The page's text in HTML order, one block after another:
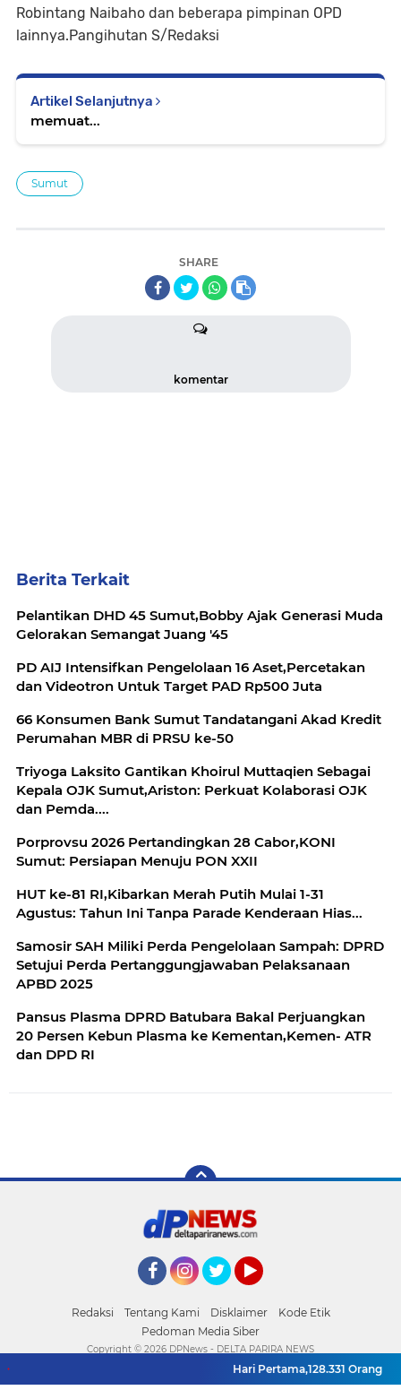
Robintang Naibaho dan beberapa pimpinan OPD
lainnya.Pangihutan S/Redaksi
Artikel Selanjutnya
memuat...
Sumut
SHARE
komentar
Berita Terkait
Pelantikan DHD 45 Sumut,Bobby Ajak Generasi Muda
Gelorakan Semangat Juang '45
PD AIJ Intensifkan Pengelolaan 16 Aset,Percetakan
dan Videotron Untuk Target PAD Rp500 Juta
66 Konsumen Bank Sumut Tandatangani Akad Kredit
Perumahan MBR di PRSU ke-50
Triyoga Laksito Gantikan Khoirul Muttaqien Sebagai
Kepala OJK Sumut,Ariston: Perkuat Kolaborasi OJK
dan Pemda....
Porprovsu 2026 Pertandingkan 28 Cabor,KONI
Sumut: Persiapan Menuju PON XXII
HUT ke-81 RI,Kibarkan Merah Putih Mulai 1-31
Agustus: Tahun Ini Tanpa Parade Kenderaan Hias...
Samosir SAH Miliki Perda Pengelolaan Sampah: DPRD
Setujui Perda Pertanggungjawaban Pelaksanaan
APBD 2025
Pansus Plasma DPRD Batubara Bakal Perjuangkan
20 Persen Kebun Plasma ke Kementan,Kemen- ATR
dan DPD RI
Redaksi Tentang Kami Disklaimer
Kode Etik
Pedoman Media Siber
Hari Pertama,128.331 Orang
Copyright © 2026 DPNews - DELTA PARIRA NEWS